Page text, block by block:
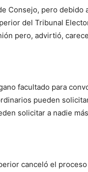
Consejo, pero debido
del Tribunal
pero, advirtió,
facultado para
pueden
solicitar a nadie
canceló el